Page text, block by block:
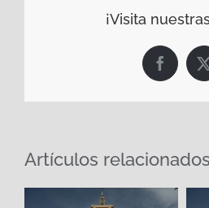
¡Visita
Artículos relacionados